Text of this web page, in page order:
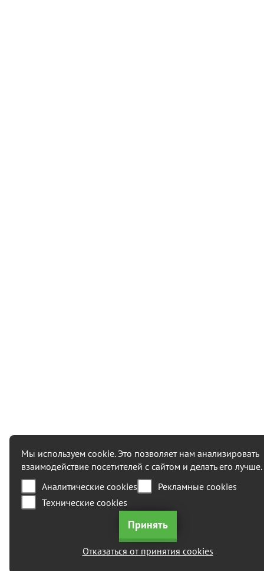
Мы используем cookie. Это позволяет нам анализировать
взаимодействие посетителей с сайтом и делать его лучше.
Аналитические cookies
Рекламные cookies
Технические cookies
Отказаться от принятия cookies